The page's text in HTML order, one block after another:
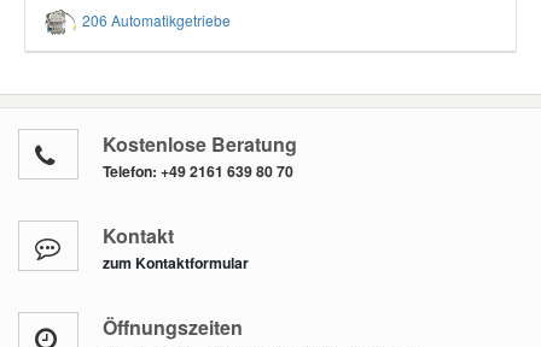
206 Automatikgetriebe
Kostenlose Beratung
Telefon: +49 2161 639 80 70
Kontakt
zum Kontaktformular
Öffnungszeiten